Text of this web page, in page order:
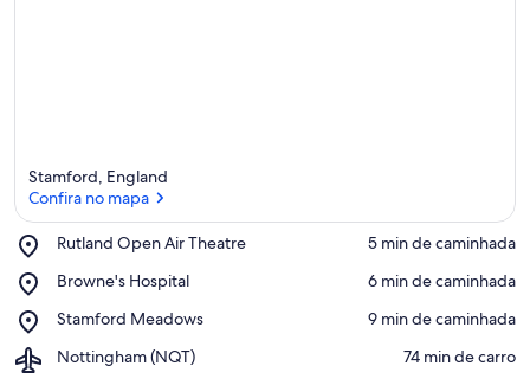
Stamford, England
Confira no mapa
Rutland Open Air Theatre
Place,
Open
Theatre
‪5 min de caminhada‬
Browne's Hospital
Place,
Hospital
‪6 min de caminhada‬
Stamford Meadows
Place,
Meadows
‪9 min de caminhada‬
Nottingham (NQT)
Airport,
‪74 min de carro‬